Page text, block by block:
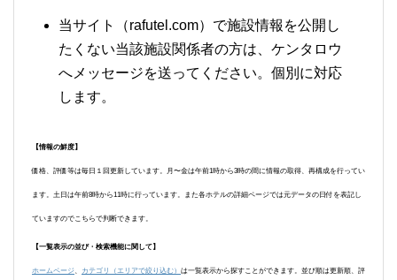
当サイト（rafutel.com）で施設情報を公開し
たくない当該施設関係者の方は、ケンタロウ
へメッセージを送ってください。個別に対応
します。
【情報の鮮度】
価格、評価等は毎日１回更新しています。月〜金は午前1時から3時の間に情報の取得、再構成を行ってい
ます。土日は午前8時から11時に行っています。また各ホテルの詳細ページでは元データの日付を表記し
ていますのでこちらで判断できます。
【一覧表示の並び・検索機能に関して】
ホームページ 、 カテゴリ（エリアで絞り込む） は一覧表示から探すことができます。並び順は更新順、評